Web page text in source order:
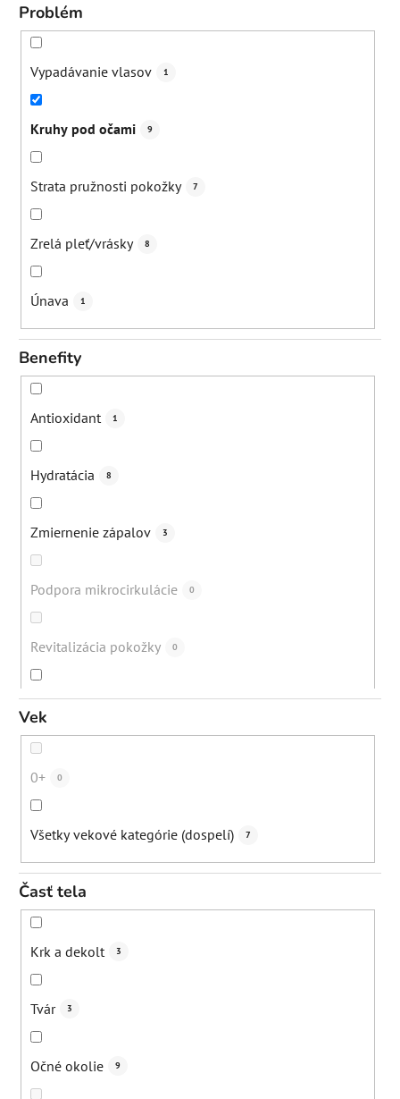
Problém
Vypadávanie vlasov 1
Kruhy pod očami 9
Strata pružnosti pokožky 7
Zrelá pleť/vrásky 8
Únava 1
Benefity
Antioxidant 1
Hydratácia 8
Zmiernenie zápalov 3
Podpora mikrocirkulácie 0
Revitalizácia pokožky 0
Udržanie hydratácie
Redukcia kruhov pod očami 5
Redukcia opuchov
Rozjasnenie
Spevnenie poko
Vek
0+ 0
Všetky vekové kategórie (dospelí) 7
Časť tela
Krk a dekolt 3
Tvár 3
Očné okolie 9